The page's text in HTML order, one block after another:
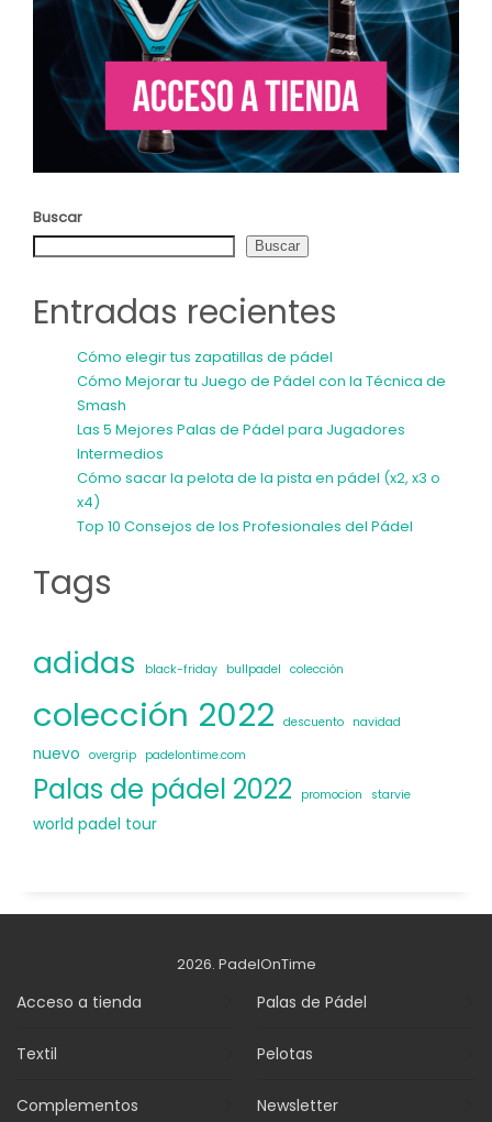
Buscar
Buscar
Entradas recientes
Cómo elegir tus zapatillas de pádel
Cómo Mejorar tu Juego de Pádel con la Técnica de
Smash
Las 5 Mejores Palas de Pádel para Jugadores
Intermedios
Cómo sacar la pelota de la pista en pádel (x2, x3 o
x4)
Top 10 Consejos de los Profesionales del Pádel
Tags
adidas black-friday bullpadel colección
colección 2022 descuento navidad
nuevo overgrip padelontime.com
Palas de pádel 2022 promocion starvie
world padel tour
2026. PadelOnTime
Acceso a tienda Palas de Pádel
Textil Pelotas
Complementos Newsletter